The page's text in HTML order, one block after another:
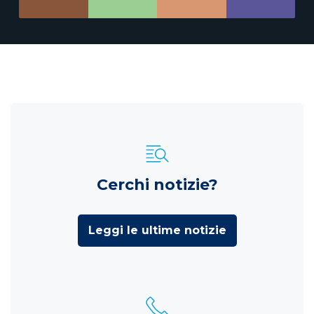
Cerchi notizie?
Leggi le ultime notizie